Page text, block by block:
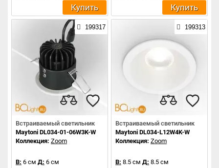
Купить Купить
199317
Встраиваемый светильник
Maytoni DL034-01-06W3K-W
Коллекция: Zoom
В: 6 см Д: 6 см
199313
Встраиваемый светильник
Maytoni DL034-L12W4K-W
Коллекция: Zoom
В: 8.5 см Д: 8.5 см